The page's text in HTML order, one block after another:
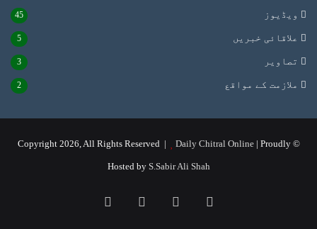
ویڈیوز 45
علاقائی خبریں 5
تصاویر 3
ملازمت کے مواقع 2
© Copyright 2026, All Rights Reserved |
Daily Chitral Online| Proudly
Hosted by S.Sabir Ali Shah
Facebook
YouTube